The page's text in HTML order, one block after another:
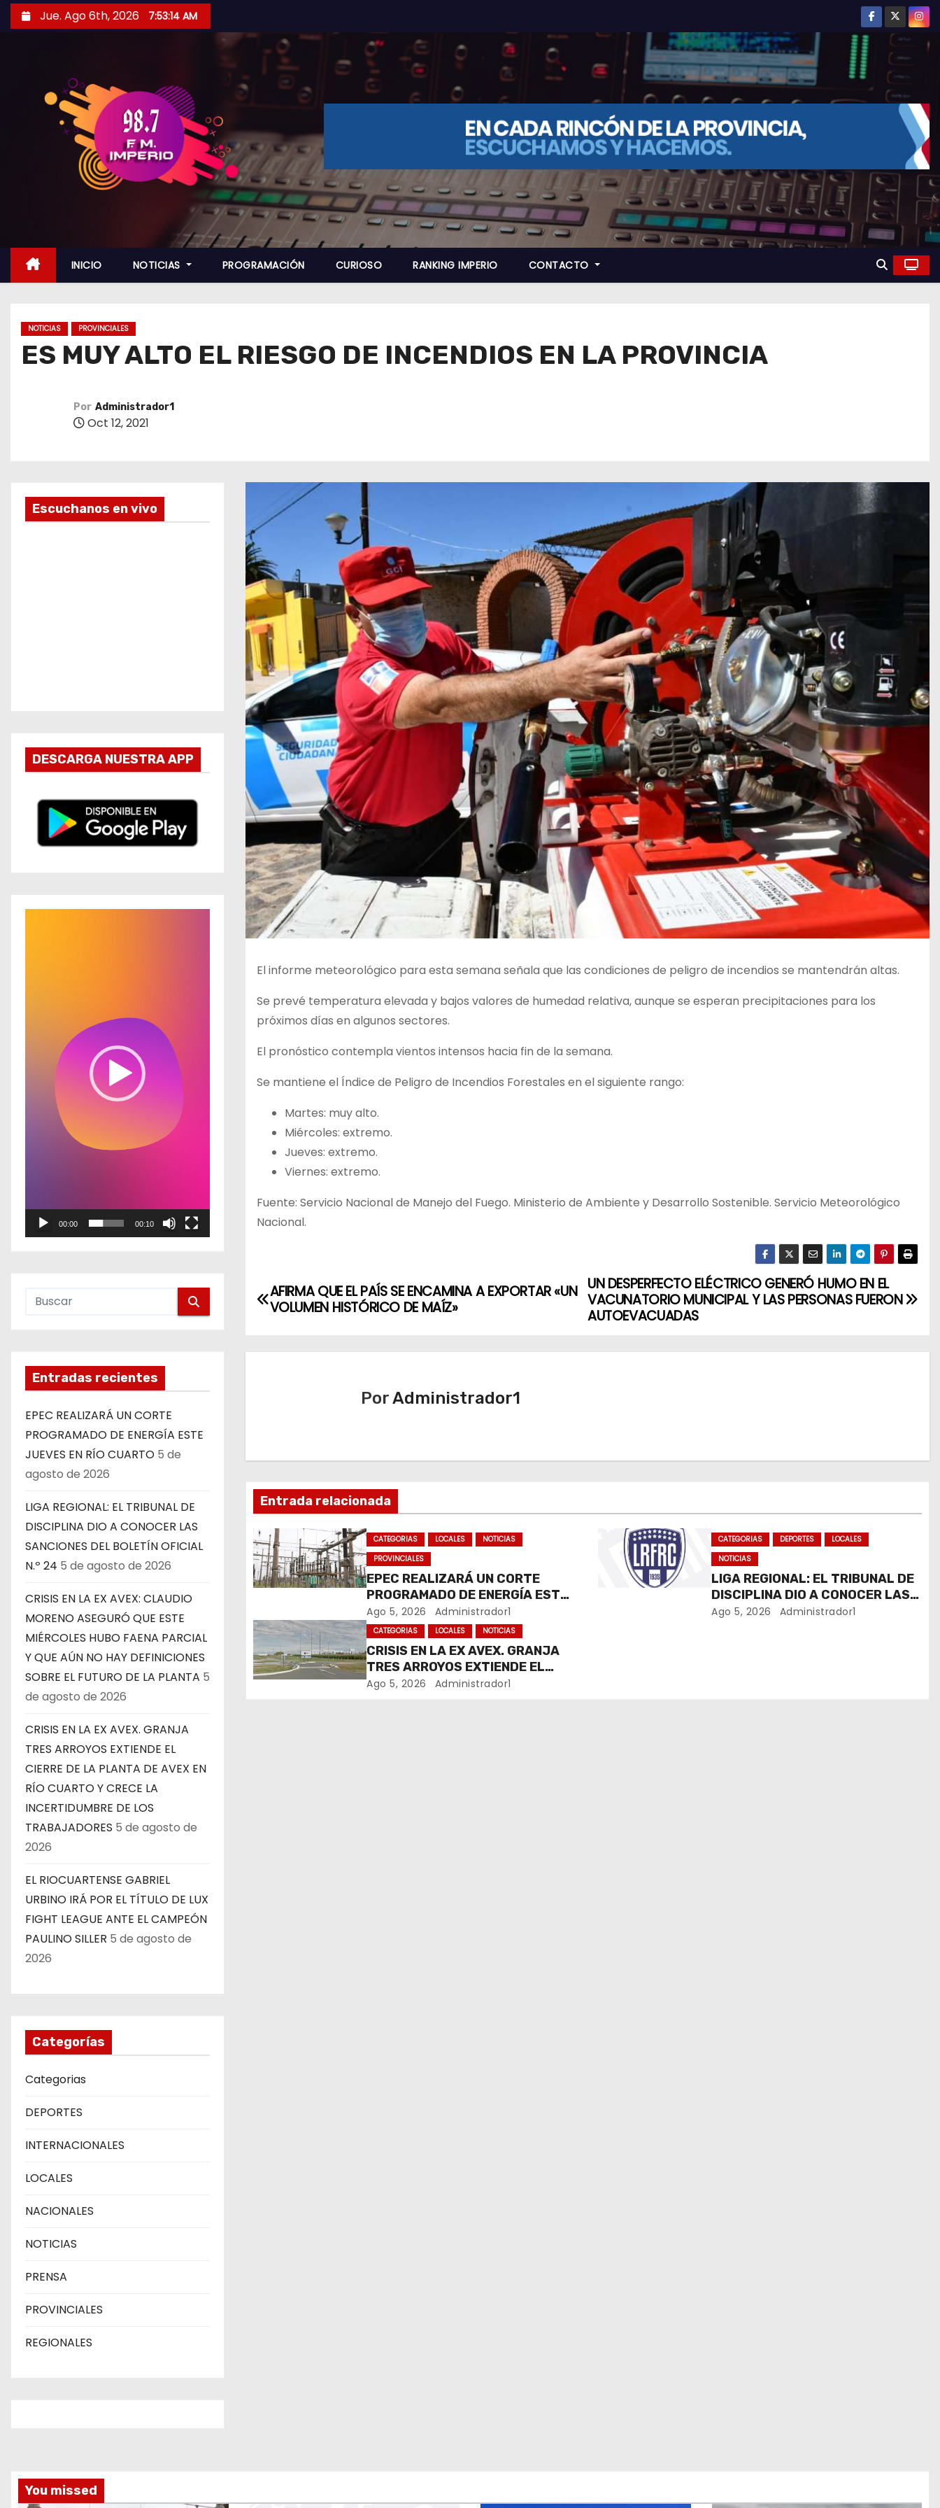
i
Jue. Ago 6th, 2026 7:53:16 AM
INICIO NOTICIAS PROGRAMACIÓN CURIOSO RANKING IMPERIO CONTACTO
NOTICIAS PROVINCIALES
ES MUY ALTO EL RIESGO DE INCENDIOS EN LA PROVINCIA
Por Administrador1
Oct 12, 2021
Escuchanos en vivo
DESCARGA NUESTRA APP
d
00:00 00:10
Entradas recientes
EPEC REALIZARÁ UN CORTE
PROGRAMADO DE ENERGÍA ESTE
JUEVES EN RÍO CUARTO 5 de
agosto de 2026
LIGA REGIONAL: EL TRIBUNAL DE
DISCIPLINA DIO A CONOCER LAS
SANCIONES DEL BOLETÍN OFICIAL
N.º 24 5 de agosto de 2026
CRISIS EN LA EX AVEX: CLAUDIO
MORENO ASEGURÓ QUE ESTE
MIÉRCOLES HUBO FAENA PARCIAL
Y QUE AÚN NO HAY DEFINICIONES
SOBRE EL FUTURO DE LA PLANTA 5
de agosto de 2026
CRISIS EN LA EX AVEX. GRANJA
TRES ARROYOS EXTIENDE EL
CIERRE DE LA PLANTA DE AVEX EN
RÍO CUARTO Y CRECE LA
INCERTIDUMBRE DE LOS
TRABAJADORES 5 de agosto de
2026
EL RIOCUARTENSE GABRIEL
URBINO IRÁ POR EL TÍTULO DE LUX
FIGHT LEAGUE ANTE EL CAMPEÓN
PAULINO SILLER 5 de agosto de
2026
Categorías
Categorias
DEPORTES
INTERNACIONALES
LOCALES
NACIONALES
NOTICIAS
PRENSA
PROVINCIALES
REGIONALES
El informe meteorológico para esta semana señala que las condiciones de peligro de incendios se mantendrán altas.
Se prevé temperatura elevada y bajos valores de humedad relativa, aunque se esperan precipitaciones para los
próximos días en algunos sectores.
El pronóstico contempla vientos intensos hacia fin de la semana.
Se mantiene el Índice de Peligro de Incendios Forestales en el siguiente rango:
Martes: muy alto.
Miércoles: extremo.
Jueves: extremo.
Viernes: extremo.
Fuente: Servicio Nacional de Manejo del Fuego. Ministerio de Ambiente y Desarrollo Sostenible. Servicio Meteorológico
Nacional.
N
v
c
i
ó
n
d
e
e
n
UN DESPERFECTO ELÉCTRICO GENERÓ HUMO EN EL
VACUNATORIO MUNICIPAL Y LAS PERSONAS FUERON
AUTOEVACUADAS
AFIRMA QUE EL PAÍS SE ENCAMINA A EXPORTAR «UN
VOLUMEN HISTÓRICO DE MAÍZ»
PorAdministrador1
Entrada relacionada
CATEGORIAS LOCALES
NOTICIAS
PROVINCIALES
EPEC REALIZARÁ UN CORTE
PROGRAMADO DE ENERGÍA ESTE
JUEVES EN RÍO CUARTO
Ago 5, 2026 Administrador1
CATEGORIAS DEPORTES
LOCALES
NOTICIAS
LIGA REGIONAL: EL TRIBUNAL DE
DISCIPLINA DIO A CONOCER LAS
SANCIONES DEL BOLETÍN OFICIAL
Ago 5, 2026 Administrador1
CATEGORIAS LOCALES NOTICIAS
CRISIS EN LA EX AVEX. GRANJA
TRES ARROYOS EXTIENDE EL
CIERRE DE LA PLANTA DE AVEX
Ago 5, 2026 Administrador1
You missed